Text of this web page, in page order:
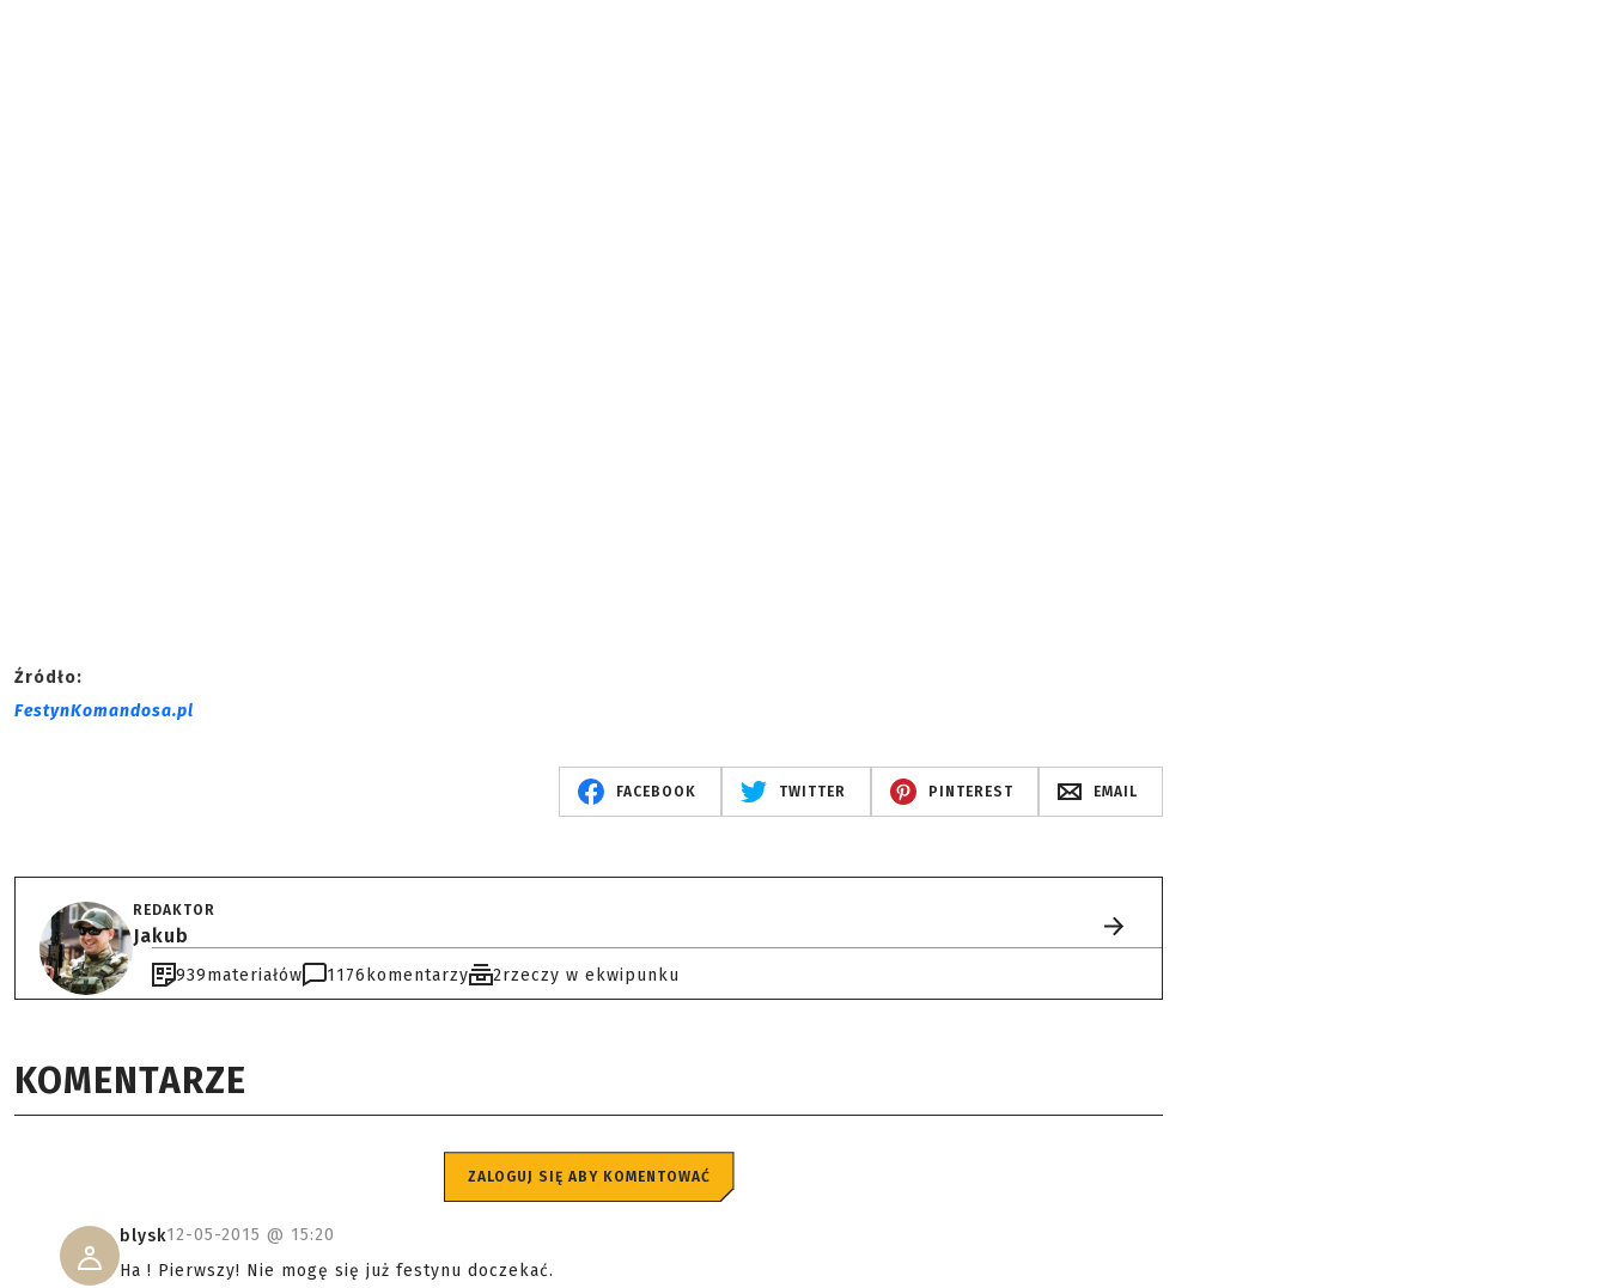
Źródło:
FestynKomandosa.pl
FACEBOOK TWITTER PINTEREST EMAIL
REDAKTOR
Jakub
939materiałów 1176 komentarzy 2rzeczy w ekwipunku
KOMENTARZE
ZALOGUJ SIĘ ABY KOMENTOWAĆ
blysk12-05-2015 @ 15:20
Ha ! Pierwszy! Nie mogę się już festynu doczekać.